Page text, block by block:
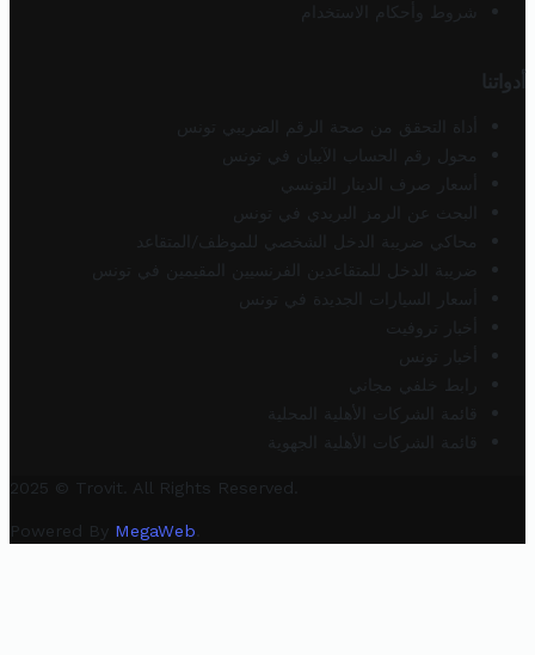
شروط وأحكام الاستخدام
أدواتنا
أداة التحقق من صحة الرقم الضريبي تونس
محول رقم الحساب الآيبان في تونس
أسعار صرف الدينار التونسي
البحث عن الرمز البريدي في تونس
محاكي ضريبة الدخل الشخصي للموظف/المتقاعد
ضريبة الدخل للمتقاعدين الفرنسيين المقيمين في تونس
أسعار السيارات الجديدة في تونس
أخبار تروفيت
أخبار تونس
رابط خلفي مجاني
قائمة الشركات الأهلية المحلية
قائمة الشركات الأهلية الجهوية
2025 © Trovit. All Rights Reserved.
Powered By MegaWeb